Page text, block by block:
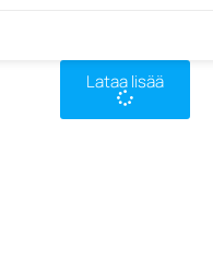
Lataa lisää